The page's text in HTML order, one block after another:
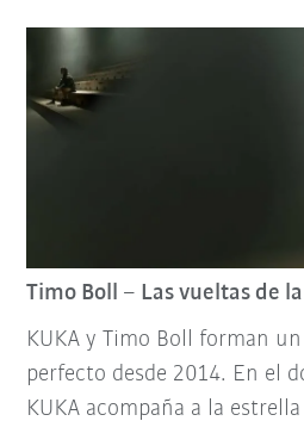
Timo Boll – Las vueltas de
KUKA y Timo Boll forman
perfecto desde 2014. En el
KUKA acompaña a la